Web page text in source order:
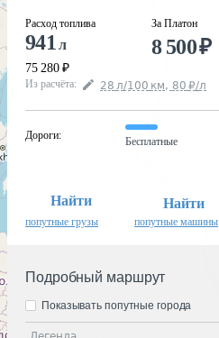
Расход топлива
941 л
75 280 ₽
За Платон
8 500₽
Из расчёта: 28 л/100 км, 80 ₽/л
Дороги:
Бесплатные
Найти
попутные грузы
Найти
попутные машины
Подробный маршрут
Показывать попутные города